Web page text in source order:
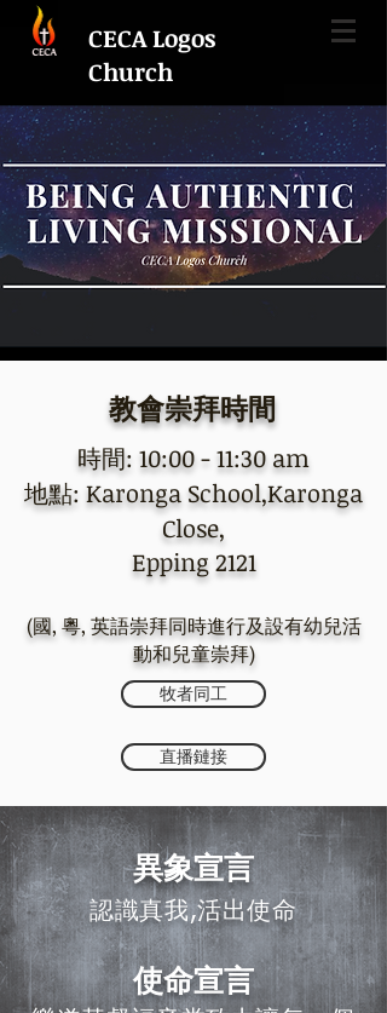
CECA Logos
Church
異象宣言
認識真我,活出使命
使命宣言
教會崇拜時間
時間: 10:00 - 11:30 am
地點: Karonga School,Karonga
Close,
Epping 2121
(國, 粵, 英語崇拜同時進行及設有幼兒活
動和兒童崇拜)
牧者同工
直播鏈接